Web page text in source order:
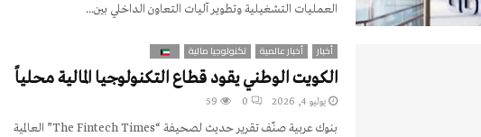
العمليات التشغيلية وتطوير آليات التعاون الداخلي بين...
أخبار أخبار عالمية تكنولوجيا مالية
الكويت الوطني يقود قطاع التكنولوجيا المالية محلياً
يوليو 4, 2026 0
59
بنوك عربية صنّف تقرير حديث لصحيفة “The Fintech Times” العالمية